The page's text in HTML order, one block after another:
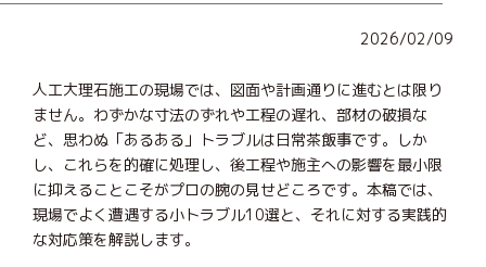
2026/02/09
人工大理石施工の現場では、図面や計画通りに進むとは限り
ません。わずかな寸法のずれや工程の遅れ、部材の破損な
ど、思わぬ「あるある」トラブルは日常茶飯事です。しか
し、これらを的確に処理し、後工程や施主への影響を最小限
に抑えることこそがプロの腕の見せどころです。本稿では、
現場でよく遭遇する小トラブル10選と、それに対する実践的
な対応策を解説します。